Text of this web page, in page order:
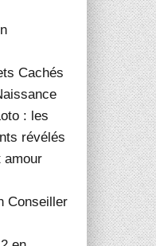
Cachés
: les
révélés
amour
Conseiller